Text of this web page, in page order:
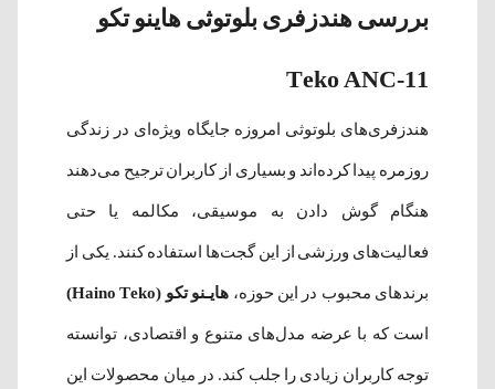
بررسی هندزفری بلوتوثی هاینو تکو
Teko ANC-11
هندزفری‌های بلوتوثی امروزه جایگاه ویژه‌ای در زندگی
روزمره پیدا کرده‌اند و بسیاری از کاربران ترجیح می‌دهند
هنگام گوش دادن به موسیقی، مکالمه یا حتی
فعالیت‌های ورزشی از این گجت‌ها استفاده کنند. یکی از
برندهای محبوب در این حوزه، هایـنو تکو (Haino Teko)
است که با عرضه مدل‌های متنوع و اقتصادی، توانسته
توجه کاربران زیادی را جلب کند. در میان محصولات این